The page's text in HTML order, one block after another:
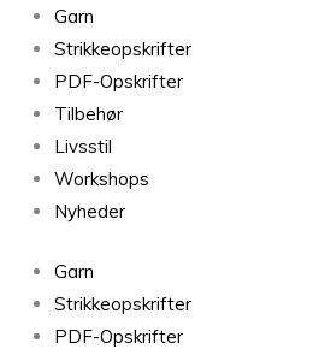
Garn
Strikkeopskrifter
PDF-Opskrifter
Tilbehør
Livsstil
Workshops
Nyheder
Garn
Strikkeopskrifter
PDF-Opskrifter
Double
Sunday
5846
antal